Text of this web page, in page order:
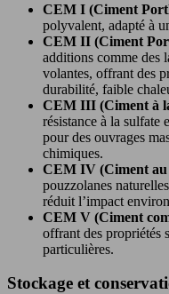
CEM I (Ciment
polyvalent, adapté à
CEM II (Ciment
additions comme des
volantes, offrant des
durabilité, faible
CEM III (Ciment à
résistance à la sulfate
pour des ouvrages
chimiques.
CEM IV (Ciment au
pouzzolanes
réduit l’impact
CEM V (Ciment
offrant des propriétés
particulières.
Stockage et